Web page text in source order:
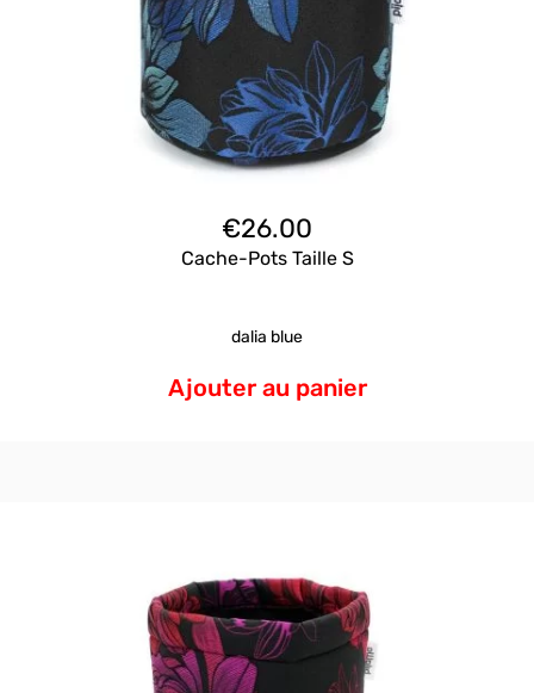
€26.00
Cache-Pots Taille S
dalia blue
Ajouter au panier